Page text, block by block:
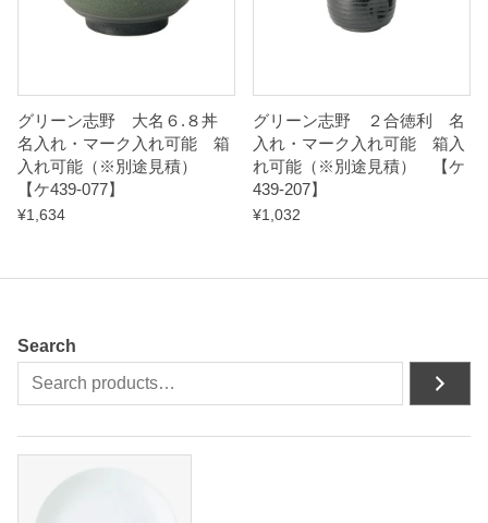
グリーン志野 大名６.８丼
名入れ・マーク入れ可能 箱
入れ可能（※別途見積）
【ケ439-077】
¥1,634
グリーン志野 ２合徳利 名
入れ・マーク入れ可能 箱入
れ可能（※別途見積） 【ケ
439-207】
¥1,032
Search